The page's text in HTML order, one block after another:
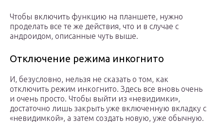
Чтобы включить функцию на планшете, нужно
проделать все те же действия, что и в случае с
андроидом, описанные чуть выше.
Отключение режима инкогнито
И, безусловно, нельзя не сказать о том, как
отключить режим инкогнито. Здесь все вновь очень
и очень просто. Чтобы выйти из «невидимки»,
достаточно лишь закрыть уже включенную вкладку с
«невидимкой», а затем создать новую, уже обычную.